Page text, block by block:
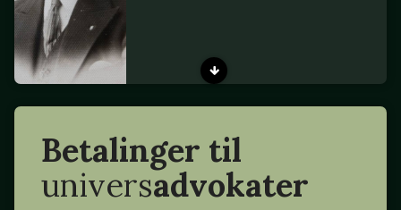
Betalinger til
universadvokater